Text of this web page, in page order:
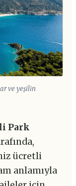
ve yeşilin
Park
ücretli
anlamıyla